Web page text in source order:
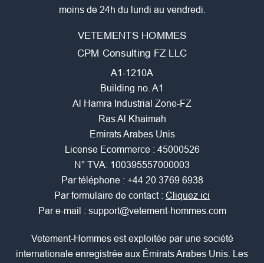
moins de 24h du lundi au vendredi.
VETEMENTS HOMMES
CPM Consulting FZ LLC
A1-1210A
Building no. A1
Al Hamra Industrial Zone-FZ
Ras Al Khaimah
Emirats Arabes Unis
License Ecommerce : 45000526
N° TVA: 100395557000003
Par téléphone : +44 20 3769 6938
Par formulaire de contact : Cliquez ici
Par e-mail : support@vetement-hommes.com
Vetement-Hommes est exploitée par une société
internationale enregistrée aux Émirats Arabes Unis. Les